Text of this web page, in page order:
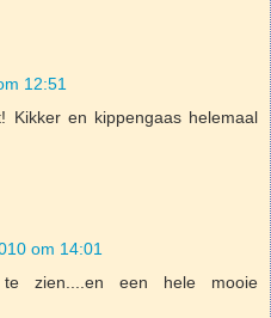
12:51
Kikker en kippengaas helemaal
om 14:01
zien....en een hele mooie